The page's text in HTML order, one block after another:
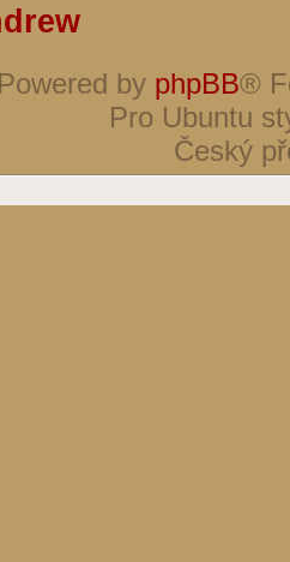
Powered by phpBB®
Pro Ubuntu
Český